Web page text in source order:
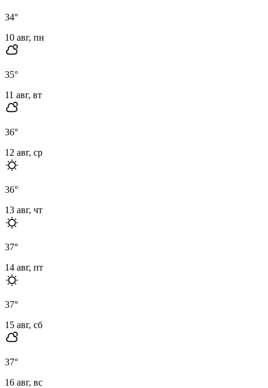
34°
10 авг, пн
35°
11 авг, вт
36°
12 авг, ср
36°
13 авг, чт
37°
14 авг, пт
37°
15 авг, сб
37°
16 авг, вс